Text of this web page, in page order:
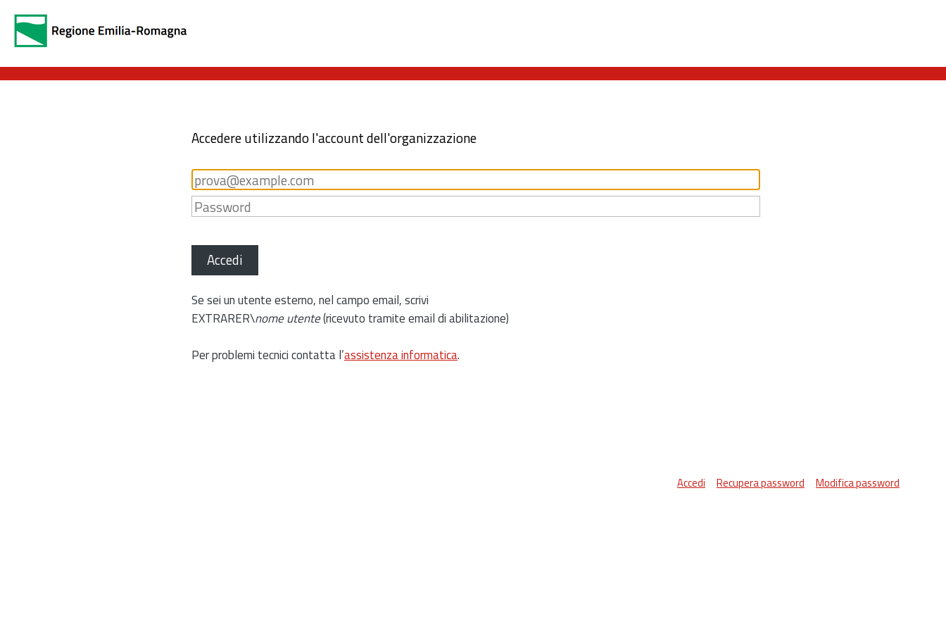
Accedere utilizzando l'account dell'organizzazione
Accedi
Se sei un utente esterno, nel campo email, scrivi
EXTRARER\nome utente(ricevuto tramite email di abilitazione)
Per problemi tecnici contatta l’assistenza informatica.
Accedi Recupera password Modifica password